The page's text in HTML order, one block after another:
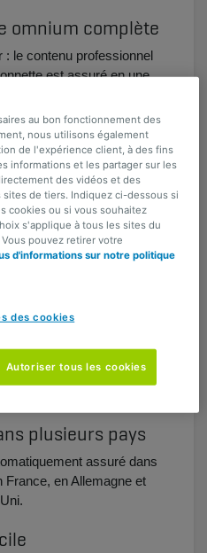
omnium complète
: le contenu professionnel
est assuré en une
couvert
majorée.
qualité/prix
prime intéressante pour
plusieurs pays
assuré dans
France, en Allemagne et
au bon fonctionnement des
nous utilisons également
de l'expérience client, à des fins
informations et les partager sur les
des vidéos et des
de tiers. Indiquez ci-dessous si
cookies ou si vous souhaitez
s'applique à tous les sites du
pouvez retirer votre
d'informations sur notre politique
des cookies
Autoriser tous les cookies